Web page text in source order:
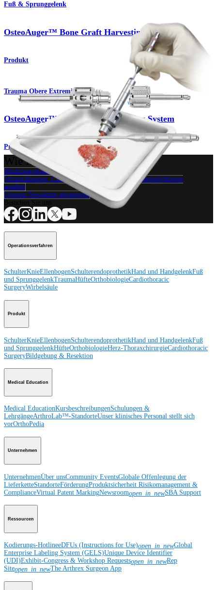
Fuß & Sprunggelenk
OsteoAuger™ Bone Graft Harvesting System
Produkt
Trauma Obere Extremitäten
OsteoAuger™ Bone Graft Harvesting System
Produkt
Wie können wir Ihnen helfen?
Medizinproduktberater:in kontaktieren
Veranstaltungen, Lab-Vorführungen und Schulungsmöglichkeiten
ansehen
Unseren Newsletter abonnieren
Operationsverfahren
SchulterKnieEllenbogenSchulterendoprothetikHand und HandgelenkFuß
und SprunggelenkTraumaHüfteOrthobiologieCardiothoracic
SurgeryWirbelsäule
Produkt
SchulterKnieEllenbogenSchulterendoprothetikHand und HandgelenkFuß
und SprunggelenkHüfteOrthobiologieHerz-ThoraxchirurgieCardiothoracic
SurgeryBildgebung & Resektion
Medical Education
Medical EducationKursbeschreibungenSchulungen &
LehrgängeArthroLab™-StandorteUnser klinisches Personal stellt sich
vorOrthoPedia
Unternehmen
UnternehmenÜber unsCommunity EventsGlobale Offenlegung der
LieferketteStandorteFörderungProduktsicherheit Risikomanagement &
ComplianceVirtual Patent MarkingNewsroomopen_in_newSBA Support
Ressourcen
Kodierungs-HotlineeDFUs (Instructions for Use)open_in_newGlobal
Enterprise Labeling System (GELS)Unique Device Identifier
(UDI)Exhibit-Congress & Workshop Requestsopen_in_newRep
Siteopen_in_newThe Arthrex Surgeon App